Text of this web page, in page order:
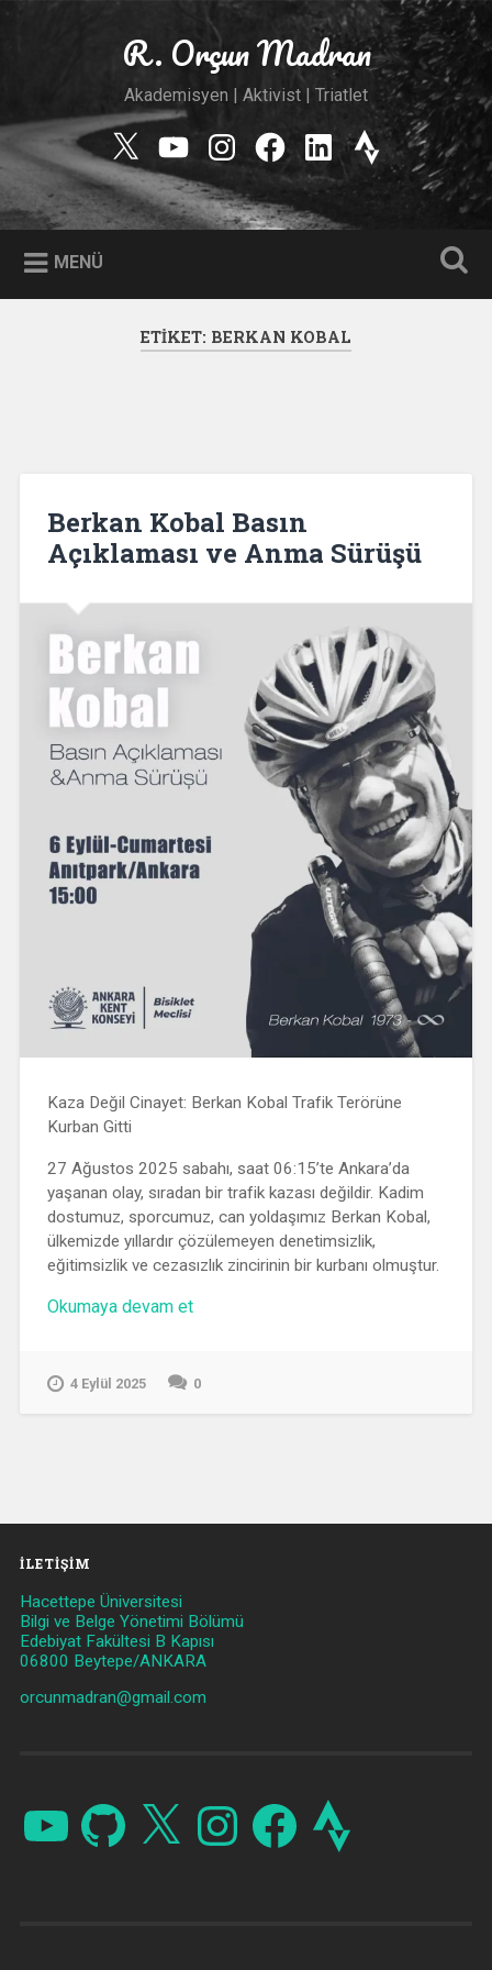
R. Orçun Madran
Akademisyen | Aktivist | Triatlet
TwitterYouTube
Instagram
Facebook
Linkedin
Strava
MENÜ
ETIKET: BERKAN KOBAL
Berkan Kobal Basın
Açıklaması ve Anma Sürüşü
Kaza Değil Cinayet: Berkan Kobal Trafik Terörüne
Kurban Gitti
27 Ağustos 2025 sabahı, saat 06:15’te Ankara’da
yaşanan olay, sıradan bir trafik kazası değildir. Kadim
dostumuz, sporcumuz, can yoldaşımız Berkan Kobal,
ülkemizde yıllardır çözülemeyen denetimsizlik,
eğitimsizlik ve cezasızlık zincirinin bir kurbanı olmuştur.
Okumaya devam et“Berkan
ve
4 Eylül 2025 0
İLETIŞIM
Hacettepe Üniversitesi
Bilgi ve Belge Yönetimi Bölümü
Edebiyat Fakültesi B Kapısı
06800 Beytepe/ANKARA
orcunmadran@gmail.com
YouTube GitHub X InstagramFacebook Strava